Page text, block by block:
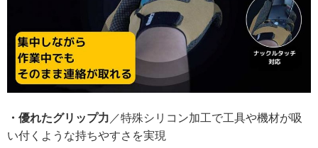
・優れたグリップ力 ／特殊シリコン加工で工具や機材が吸
い付くような持ちやすさを実現